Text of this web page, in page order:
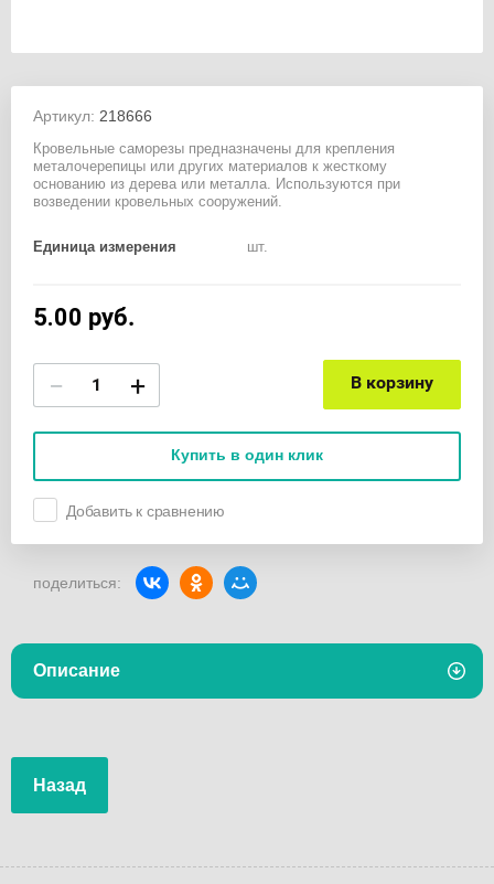
Артикул: 218666
Кровельные саморезы предназначены для крепления
металочерепицы или других материалов к жесткому
основанию из дерева или металла. Используются при
возведении кровельных сооружений.
Единица измерения шт.
5.00 руб.
− + В корзину
Купить в один клик
Добавить к сравнению
поделиться:
Описание
Назад